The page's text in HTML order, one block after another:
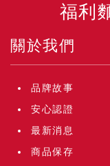
福利
關於我們
品牌故事
安心認證
最新消息
商品保存